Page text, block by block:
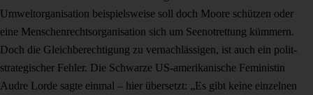
Umweltorganisation beispielsweise soll doch Moore schützen oder
eine Menschenrechtsorganisation sich um Seenotrettung kümmern.
Doch die Gleichberechtigung zu vernachlässigen, ist auch ein polit-
strategischer Fehler. Die Schwarze US-amerikanische Feministin
Audre Lorde sagte einmal – hier übersetzt: „Es gibt keine einzelnen